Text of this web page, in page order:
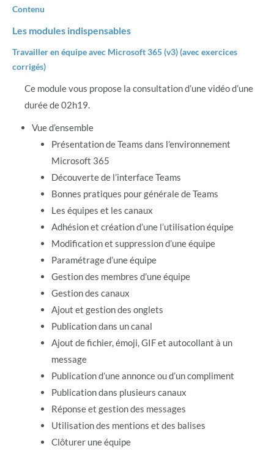
Contenu
Les modules indispensables
Travailler en équipe avec Microsoft 365 (v3) (avec exercices
corrigés)
Ce module vous propose la consultation d’une vidéo d’une
durée de 02h19.
Vue d’ensemble
Présentation de Teams dans l’environnement
Microsoft 365
Découverte de l’interface Teams
Bonnes pratiques pour générale de Teams
Les équipes et les canaux
Adhésion et création d’une l’utilisation équipe
Modification et suppression d’une équipe
Paramétrage d’une équipe
Gestion des membres d’une équipe
Gestion des canaux
Ajout et gestion des onglets
Publication dans un canal
Ajout de fichier, émoji, GIF et autocollant à un
message
Publication d’une annonce ou d’un compliment
Publication dans plusieurs canaux
Réponse et gestion des messages
Utilisation des mentions et des balises
Clôturer une équipe